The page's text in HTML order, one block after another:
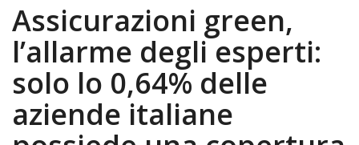
Assicurazioni green,
l’allarme degli esperti:
solo lo 0,64% delle
aziende italiane